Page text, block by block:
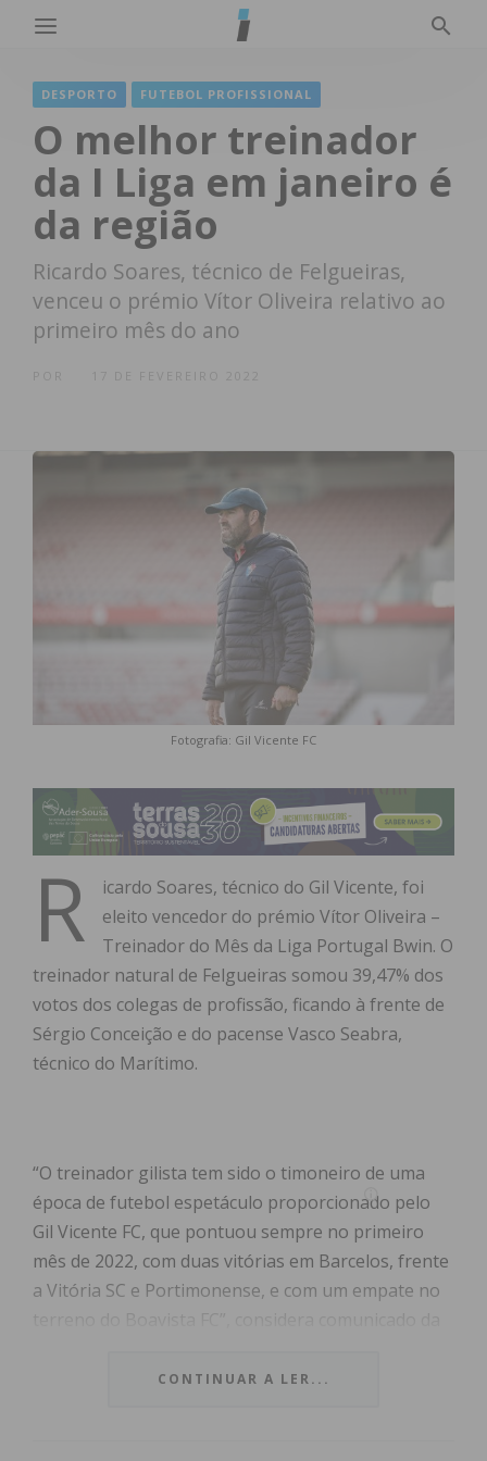
DESPORTO FUTEBOL PROFISSIONAL
O melhor treinador
da I Liga em janeiro é
da região
Ricardo Soares, técnico de Felgueiras,
venceu o prémio Vítor Oliveira relativo ao
primeiro mês do ano
17 DE FEVEREIRO 2022
Fotografia: Gil Vicente FC
R
icardo Soares, técnico do Gil Vicente, foi
eleito vencedor do prémio Vítor Oliveira –
Treinador do Mês da Liga Portugal Bwin. O
treinador natural de Felgueiras somou 39,47% dos
votos dos colegas de profissão, ficando à frente de
Sérgio Conceição e do pacense Vasco Seabra,
técnico do Marítimo.
“O treinador gilista tem sido o timoneiro de uma
época de futebol espetáculo proporcionado pelo
Gil Vicente FC, que pontuou sempre no primeiro
mês de 2022, com duas vitórias em Barcelos, frente
a Vitória SC e Portimonense, e com um empate no
CONTINUAR A LER...